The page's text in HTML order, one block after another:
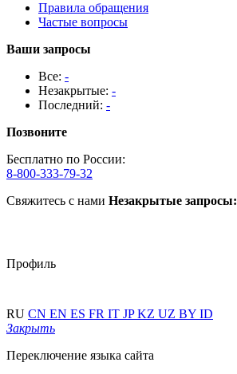
Правила обращения
Частые вопросы
Ваши запросы
Все: -
Незакрытые: -
Последний: -
Позвоните
Бесплатно по России:
8-800-333-79-32
Свяжитесь с нами Незакрытые запросы:
Профиль
RU CN EN ES FR IT JPKZ UZ BY ID
Закрыть
Переключение языка сайта